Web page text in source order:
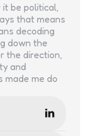
be political,
that means
decoding
down the
the direction,
and
made me do